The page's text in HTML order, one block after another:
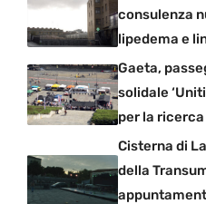
consulenza
lipedema e
Gaeta,
solidale
per la ricerca
Cisterna di
della